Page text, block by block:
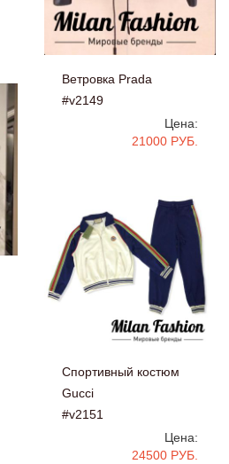
Ветровка Prada
#v2149
Цена:
21000 РУБ.
Спортивный костюм
Gucci
#v2151
Цена:
24500 РУБ.